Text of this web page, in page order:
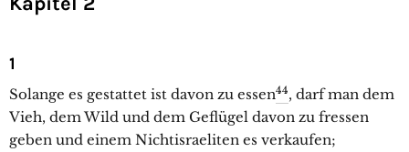
1
Solange es gestattet ist davon zu essen44, darf man dem
Vieh, dem Wild und dem Geflügel davon zu fressen
geben und einem Nichtisraeliten es verkaufen;